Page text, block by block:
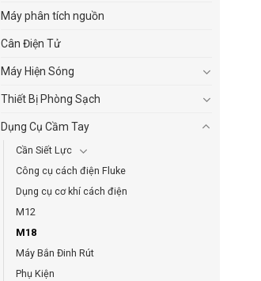
Máy phân tích nguồn
Cân Điện Tử
Máy Hiện Sóng
Thiết Bị Phòng Sạch
Dụng Cụ Cầm Tay
Cần Siết Lực
Công cụ cách điện Fluke
Dụng cụ cơ khí cách điện
M12
M18
Máy Bắn Đinh Rút
Phụ Kiện